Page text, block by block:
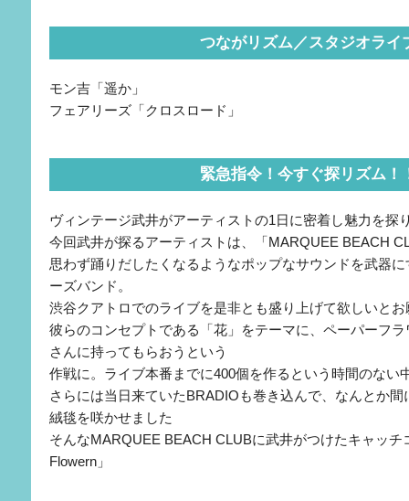
つながリズム／スタジオライ
モン吉「遥か」
フェアリーズ「クロスロード」
緊急指令！今すぐ探リズム！
ヴィンテージ武井がアーティストの1日に密着し魅力を探
今回武井が探るアーティストは、「MARQUEE BEACH
思わず踊りだしたくなるようなポップなサウンドを武器
ーズバンド。
渋谷クアトロでのライブを是非とも盛り上げて欲しいと
彼らのコンセプトである「花」をテーマに、ペーパーフ
さんに持ってもらおうという
作戦に。ライブ本番までに400個を作るという時間のない
さらには当日来ていたBRADIOも巻き込んで、なんとか
絨毯を咲かせました
そんなMARQUEE BEACH CLUBに武井がつけたキャッチ
Flowern」